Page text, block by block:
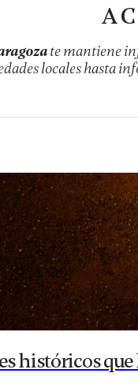
te mantiene
locales hasta
históricos